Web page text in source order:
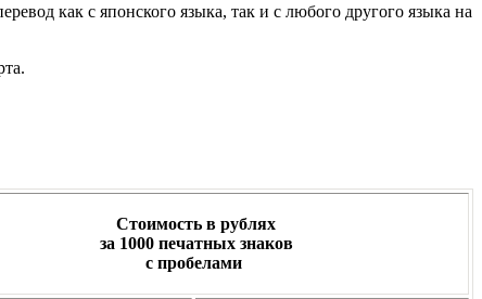
как с японского языка, так и с любого другого языка на
Стоимость в рублях
за 1000 печатных знаков
с пробелами